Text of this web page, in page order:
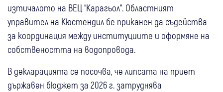
изтичалото на ВЕЦ “Карагьол“. Областният
управител на Кюстендил бе приканен да съдейства
за координация между институциите и оформяне на
собствеността на водопровода.
В декларацията се посочва, че липсата на приет
държавен бюджет за 2026 г. затруднява